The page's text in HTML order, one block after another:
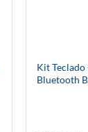
Kit
Bluetooth